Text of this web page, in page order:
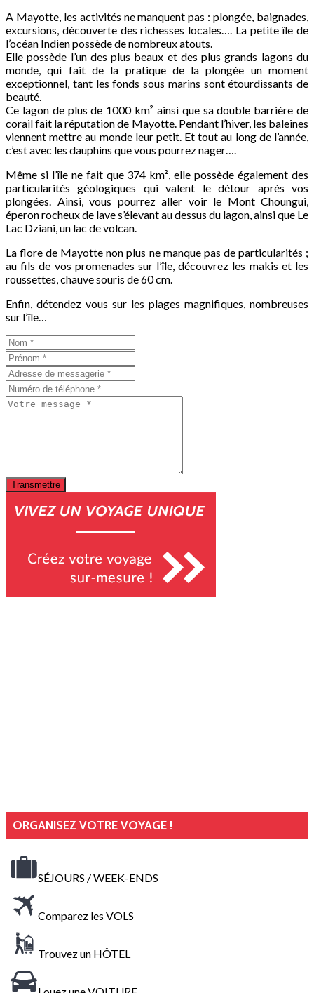
A Mayotte, les activités ne manquent pas : plongée, baignades,
excursions, découverte des richesses locales…. La petite île de
l’océan Indien possède de nombreux atouts.
Elle possède l’un des plus beaux et des plus grands lagons du
monde, qui fait de la pratique de la plongée un moment
exceptionnel, tant les fonds sous marins sont étourdissants de
beauté.
Ce lagon de plus de 1000 km² ainsi que sa double barrière de
corail fait la réputation de Mayotte. Pendant l’hiver, les baleines
viennent mettre au monde leur petit. Et tout au long de l’année,
c’est avec les dauphins que vous pourrez nager….
Même si l’île ne fait que 374 km², elle possède également des
particularités géologiques qui valent le détour après vos
plongées. Ainsi, vous pourrez aller voir le Mont Choungui,
éperon rocheux de lave s’élevant au dessus du lagon, ainsi que Le
Lac Dziani, un lac de volcan.
La flore de Mayotte non plus ne manque pas de particularités ;
au fils de vos promenades sur l’île, découvrez les makis et les
roussettes, chauve souris de 60 cm.
Enfin, détendez vous sur les plages magnifiques, nombreuses
sur l’île…
ORGANISEZ VOTRE VOYAGE !
SÉJOURS / WEEK-ENDS
Comparez les VOLS
Trouvez un HÔTEL